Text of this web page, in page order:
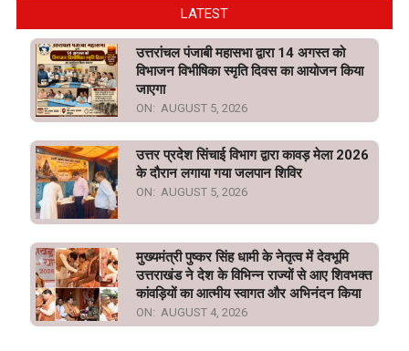
LATEST
उत्तरांचल पंजाबी महासभा द्वारा 14 अगस्त को
विभाजन विभीषिका स्मृति दिवस का आयोजन किया
जाएगा
ON: AUGUST 5, 2026
उत्तर प्रदेश सिंचाई विभाग द्वारा कावड़ मेला 2026
के दौरान लगाया गया जलपान शिविर
ON: AUGUST 5, 2026
मुख्यमंत्री पुष्कर सिंह धामी के नेतृत्व में देवभूमि
उत्तराखंड ने देश के विभिन्न राज्यों से आए शिवभक्त
कांवड़ियों का आत्मीय स्वागत और अभिनंदन किया
ON: AUGUST 4, 2026